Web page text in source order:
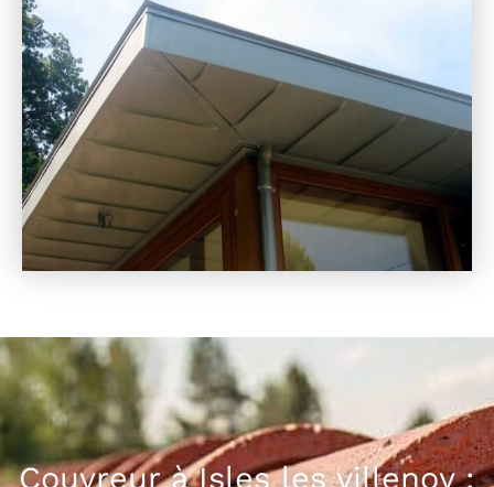
Couvreur à Isles les villenoy :